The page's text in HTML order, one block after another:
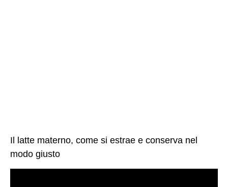
Il latte materno, come si estrae e conserva nel
modo giusto